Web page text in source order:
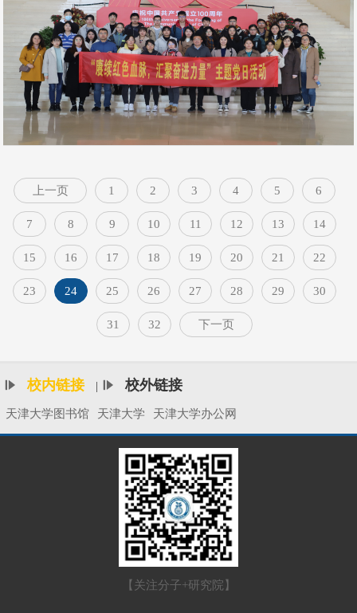
上一页 1 2 3 4 5 6
7 8 9 10 11 12 13 14
15 16 17 18 19 20 21 22
23 24 25 26 27 28 29 30
31 32 下一页
校内链接 | 校外链接
天津大学图书馆 天津大学 天津大学办公网
【关注分子+研究院】